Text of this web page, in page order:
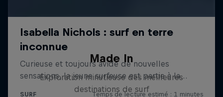
Made In
Exploration minutieuse des meilleures
destinations de surf